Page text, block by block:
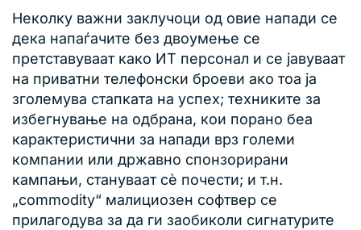
Неколку важни заклучоци од овие напади се
дека напаѓачите без двоумење се
претставуваат како ИТ персонал и се јавуваат
на приватни телефонски броеви ако тоа ја
зголемува стапката на успех; техниките за
избегнување на одбрана, кои порано беа
карактеристични за напади врз големи
компании или државно спонзорирани
кампањи, стануваат сè почести; и т.н.
„commodity“ малициозен софтвер се
прилагодува за да ги заобиколи сигнатурите